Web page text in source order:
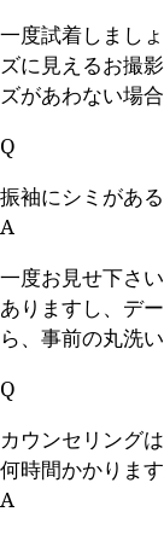
一度試着しまし
ズに見えるお撮
ズがあわない場
Q
振袖にシミがあ
A
一度お見せ下さ
ありますし、デ
ら、事前の丸洗
Q
カウンセリングは
何時間かかりま
A